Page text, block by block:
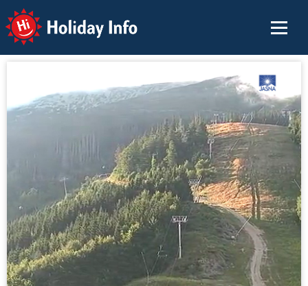
Holiday Info